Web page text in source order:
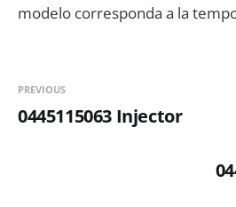
modelo corresponda a la
PREVIOUS
0445115063 Injector